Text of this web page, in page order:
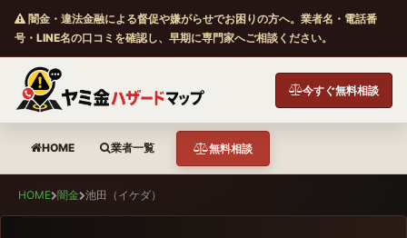
闇金・違法金融による督促や嫌がらせでお困りの方へ。業者名・電話番
号・LINE名の口コミを確認し、早期に専門家へご相談ください。
今すぐ無料相談
HOME 業者一覧 無料相談
HOME 闇金 池田（イケダ）